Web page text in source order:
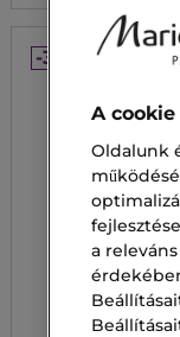
-30%
A
Oldalunk
a